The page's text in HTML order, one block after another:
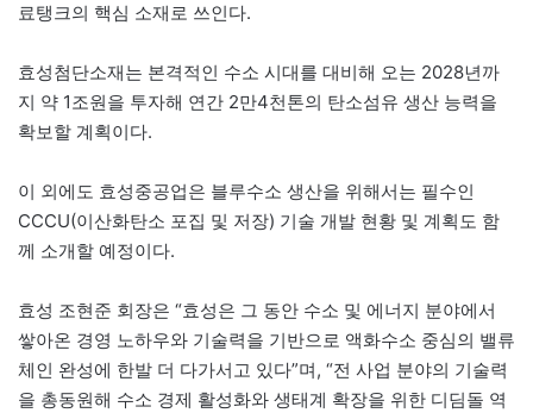
료탱크의 핵심 소재로 쓰인다.
효성첨단소재는 본격적인 수소 시대를 대비해 오는 2028년까
지 약 1조원을 투자해 연간 2만4천톤의 탄소섬유 생산 능력을
확보할 계획이다.
이 외에도 효성중공업은 블루수소 생산을 위해서는 필수인
CCCU(이산화탄소 포집 및 저장) 기술 개발 현황 및 계획도 함
께 소개할 예정이다.
효성 조현준 회장은 “효성은 그 동안 수소 및 에너지 분야에서
쌓아온 경영 노하우와 기술력을 기반으로 액화수소 중심의 밸류
체인 완성에 한발 더 다가서고 있다”며, “전 사업 분야의 기술력
을 총동원해 수소 경제 활성화와 생태계 확장을 위한 디딤돌 역